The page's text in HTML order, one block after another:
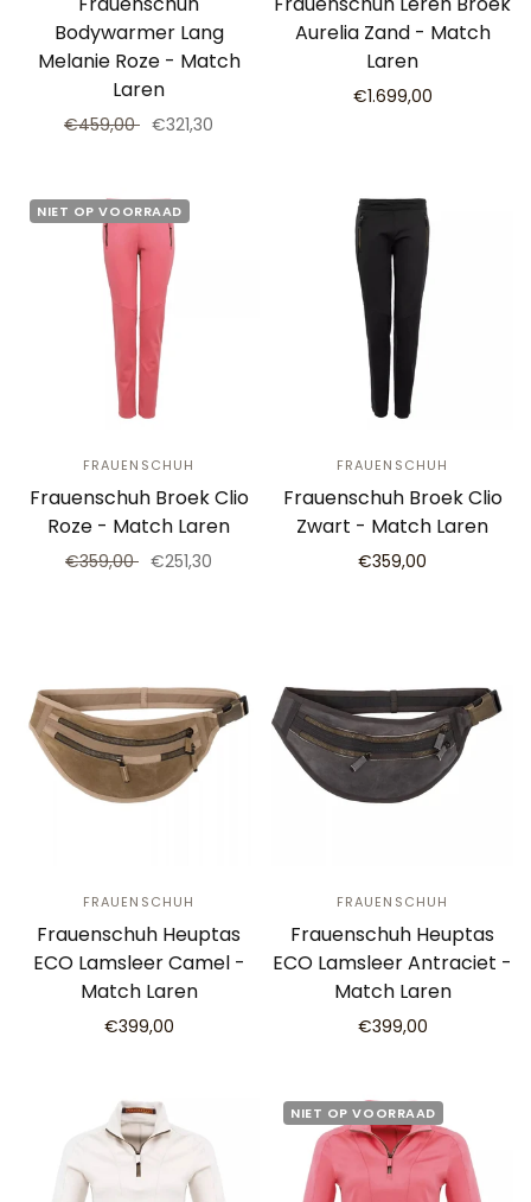
Bodywarmer Lang
Melanie Roze - Match
Laren
€459,00 €321,30
Aurelia Zand - Match
Laren
€1.699,00
NIET OP VOORRAAD
FRAUENSCHUH
Frauenschuh Broek Clio
Roze - Match Laren
€359,00 €251,30
FRAUENSCHUH
Frauenschuh Broek Clio
Zwart - Match Laren
€359,00
FRAUENSCHUH
Frauenschuh Heuptas
ECO Lamsleer Camel -
Match Laren
€399,00
FRAUENSCHUH
Frauenschuh Heuptas
ECO Lamsleer Antraciet -
Match Laren
€399,00
NIET OP VOORRAAD